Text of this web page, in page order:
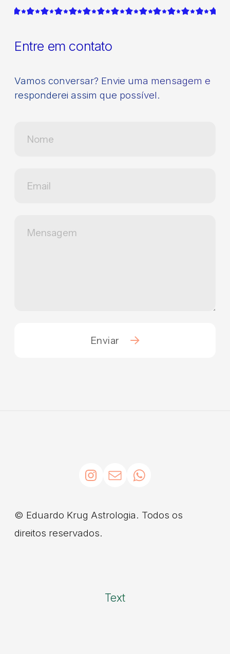
Entre em contato
Vamos conversar? Envie uma mensagem e
responderei assim que possível.
Enviar
© Eduardo Krug Astrologia. Todos os
direitos reservados.
Text